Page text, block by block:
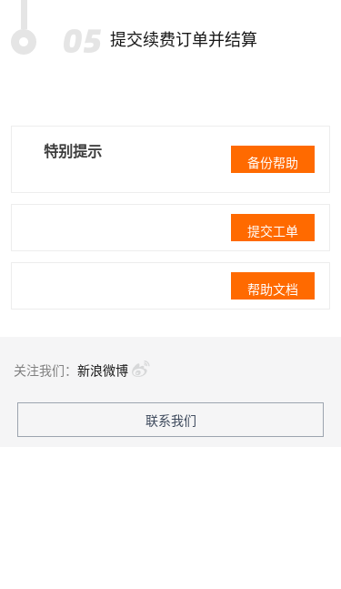
提交续费订单并结算
特别提示
备份帮助
提交工单
帮助文档